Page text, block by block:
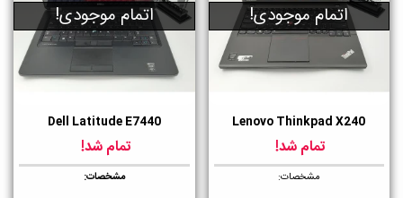
اتمام موجودی!
Lenovo Thinkpad X240
تمام شد!
مشخصات:
اتمام موجودی!
Dell Latitude E7440
تمام شد!
مشخصات: